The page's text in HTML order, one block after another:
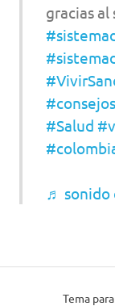
gracias al
#Salud
♬ sonido
Tema